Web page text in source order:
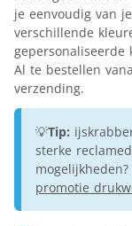
je eenvoudig van
verschillende
Al te bestellen
verzending.
💡Tip:
sterke
promotie